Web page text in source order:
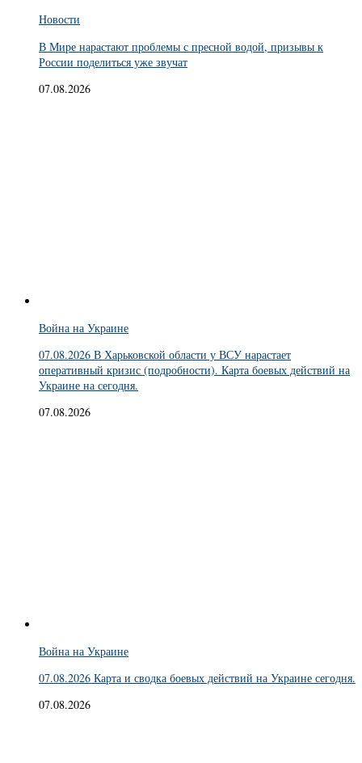
Новости
В Мире нарастают проблемы с пресной водой, призывы к
России поделиться уже звучат
07.08.2026
Война на Украине
07.08.2026 В Харьковской области у ВСУ нарастает
оперативный кризис (подробности). Карта боевых действий на
Украине на сегодня.
07.08.2026
Война на Украине
07.08.2026 Карта и сводка боевых действий на Украине сегодня.
07.08.2026